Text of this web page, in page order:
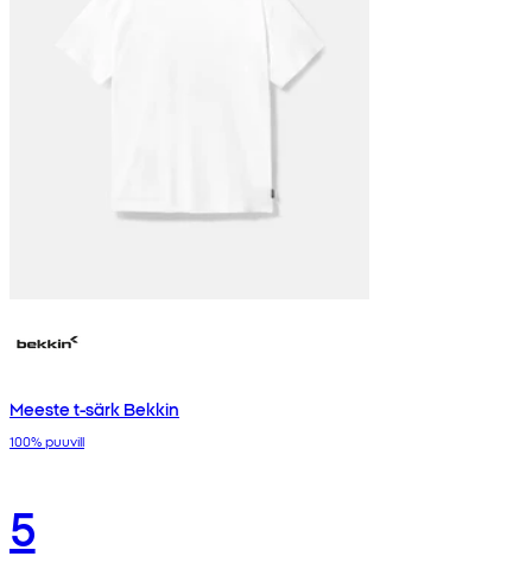
Meeste t-särk Bekkin
100% puuvill
5